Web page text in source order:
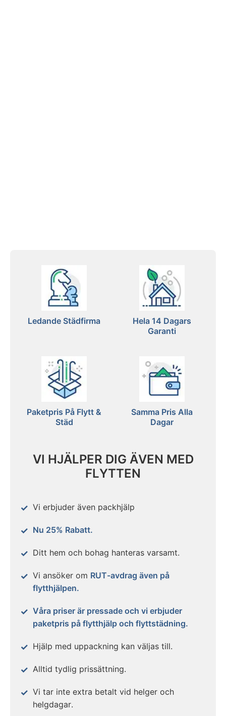
Ledande Städfirma
Hela 14 Dagars
Garanti
Paketpris På Flytt &
Städ
Samma Pris Alla
Dagar
VI HJÄLPER DIG ÄVEN MED
FLYTTEN
Vi erbjuder även packhjälp
Nu 25% Rabatt.
Ditt hem och bohag hanteras varsamt.
Vi ansöker om RUT-avdrag även på
flytthjälpen.
Våra priser är pressade och vi erbjuder
paketpris på flytthjälp och flyttstädning.
Hjälp med uppackning kan väljas till.
Alltid tydlig prissättning.
Vi tar inte extra betalt vid helger och
helgdagar.